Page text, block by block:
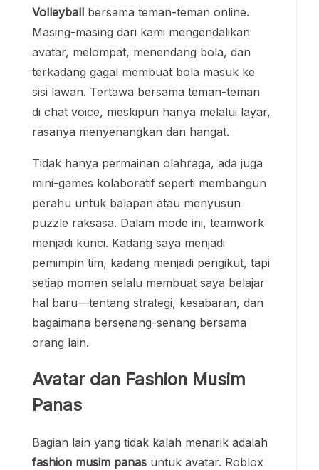
Volleyball bersama teman-teman online.
Masing-masing dari kami mengendalikan
avatar, melompat, menendang bola, dan
terkadang gagal membuat bola masuk ke
sisi lawan. Tertawa bersama teman-teman
di chat voice, meskipun hanya melalui layar,
rasanya menyenangkan dan hangat.
Tidak hanya permainan olahraga, ada juga
mini-games kolaboratif seperti membangun
perahu untuk balapan atau menyusun
puzzle raksasa. Dalam mode ini, teamwork
menjadi kunci. Kadang saya menjadi
pemimpin tim, kadang menjadi pengikut, tapi
setiap momen selalu membuat saya belajar
hal baru—tentang strategi, kesabaran, dan
bagaimana bersenang-senang bersama
orang lain.
Avatar dan Fashion Musim
Panas
Bagian lain yang tidak kalah menarik adalah
fashion musim panas untuk avatar. Roblox